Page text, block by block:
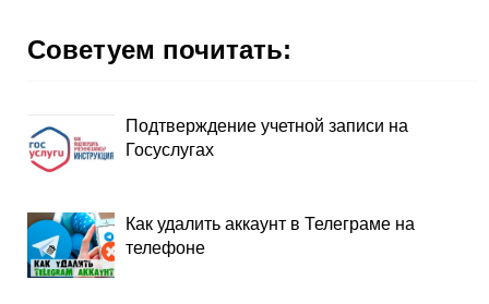
Советуем почитать:
Подтверждение учетной записи на
Госуслугах
Как удалить аккаунт в Телеграме на
телефоне